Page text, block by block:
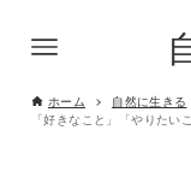
ホーム 自然に生きる